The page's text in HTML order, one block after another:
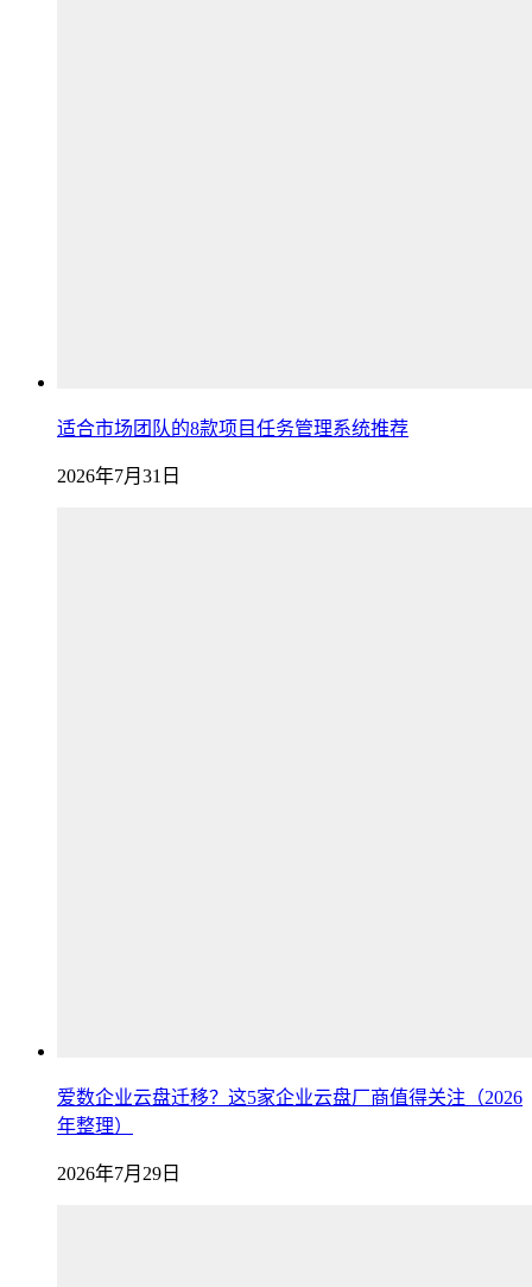
适合市场团队的8款项目任务管理系统推荐
2026年7月31日
爱数企业云盘迁移？这5家企业云盘厂商值得关注（2026
年整理）
2026年7月29日